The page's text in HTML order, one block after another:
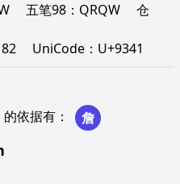
五笔98： QRQW 仓
UniCode： U+9341
的依据有 ：
詹